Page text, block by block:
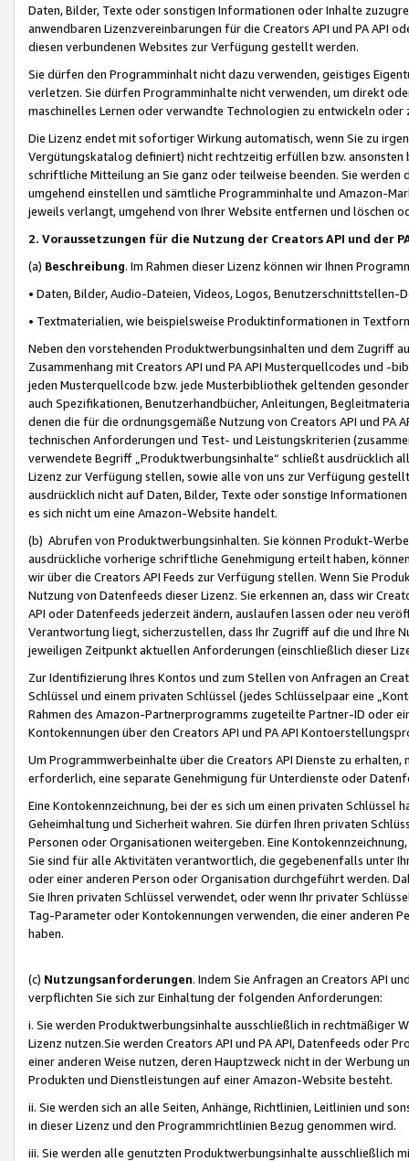
Daten, Bilder, Texte oder sonstigen Informationen oder Inhalte
anwendbaren Lizenzvereinbarungen für die Creators API und PA API
diesen verbundenen Websites zur Verfügung gestellt werden.
Sie dürfen den Programminhalt nicht dazu verwenden, geistiges
verletzen. Sie dürfen Programminhalte nicht verwenden, um direkt
maschinelles Lernen oder verwandte Technologien zu entwickeln
Die Lizenz endet mit sofortiger Wirkung automatisch, wenn Sie zu
Vergütungskatalog definiert) nicht rechtzeitig erfüllen bzw. ansonsten
schriftliche Mitteilung an Sie ganz oder teilweise beenden. Sie werden
umgehend einstellen und sämtliche Programminhalte und Amazon-
jeweils verlangt, umgehend von Ihrer Website entfernen und löschen
2. Voraussetzungen für die Nutzung der Creators API und der
(a) Beschreibung. Im Rahmen dieser Lizenz können wir Ihnen
• Daten, Bilder, Audio-Dateien, Videos, Logos, Benutzerschnittstellen-
• Textmaterialien, wie beispielsweise Produktinformationen in
Neben den vorstehenden Produktwerbungsinhalten und dem Zugriff
Zusammenhang mit Creators API und PA API Musterquellcodes und
jeden Musterquellcode bzw. jede Musterbibliothek geltenden
auch Spezifikationen, Benutzerhandbücher, Anleitungen,
denen die für die ordnungsgemäße Nutzung von Creators API und PA
technischen Anforderungen und Test- und Leistungskriterien
verwendete Begriff „Produktwerbungsinhalte“ schließt ausdrücklich
Lizenz zur Verfügung stellen, sowie alle von uns zur Verfügung
ausdrücklich nicht auf Daten, Bilder, Texte oder sonstige
es sich nicht um eine Amazon-Website handelt.
(b) Abrufen von Produktwerbungsinhalten. Sie können Produkt-
ausdrückliche vorherige schriftliche Genehmigung erteilt haben,
wir über die Creators API Feeds zur Verfügung stellen. Wenn Sie
Nutzung von Datenfeeds dieser Lizenz. Sie erkennen an, dass wir
API oder Datenfeeds jederzeit ändern, auslaufen lassen oder neu
Verantwortung liegt, sicherzustellen, dass Ihr Zugriff auf die und Ihre
jeweiligen Zeitpunkt aktuellen Anforderungen (einschließlich dieser
Zur Identifizierung Ihres Kontos und zum Stellen von Anfragen an
Schlüssel und einem privaten Schlüssel (jedes Schlüsselpaar eine
Rahmen des Amazon-Partnerprogramms zugeteilte Partner-ID oder
Kontokennungen über den Creators API und PA API
Um Programmwerbeinhalte über die Creators API Dienste zu
erforderlich, eine separate Genehmigung für Unterdienste oder
Eine Kontokennzeichnung, bei der es sich um einen privaten
Geheimhaltung und Sicherheit wahren. Sie dürfen Ihren privaten
Personen oder Organisationen weitergeben. Eine
Sie sind für alle Aktivitäten verantwortlich, die gegebenenfalls unter
oder einer anderen Person oder Organisation durchgeführt werden.
Sie Ihren privaten Schlüssel verwendet, oder wenn Ihr privater
Tag-Parameter oder Kontokennungen verwenden, die einer anderen
haben.
(c) Nutzungsanforderungen. Indem Sie Anfragen an Creators API
verpflichten Sie sich zur Einhaltung der folgenden Anforderungen:
i. Sie werden Produktwerbungsinhalte ausschließlich in rechtmäßiger
Lizenz nutzen.Sie werden Creators API und PA API, Datenfeeds oder
einer anderen Weise nutzen, deren Hauptzweck nicht in der Werbung
Produkten und Dienstleistungen auf einer Amazon-Website besteht.
ii. Sie werden sich an alle Seiten, Anhänge, Richtlinien, Leitlinien und
in dieser Lizenz und den Programmrichtlinien Bezug genommen wird.
iii. Sie werden alle genutzten Produktwerbungsinhalte ausschließlich